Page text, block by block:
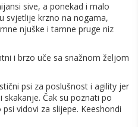
sive, a ponekad i malo
svjetlije krzno na nogama,
njuške i tamne pruge niz
i brzo uče sa snažnom željom
psi za poslušnost i agility jer
Čak su poznati po
vidovi za slijepe. Keeshondi